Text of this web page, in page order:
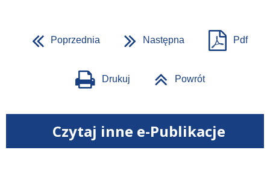
Poprzednia Następna Pdf
Drukuj Powrót
Czytaj inne e-Publikacje